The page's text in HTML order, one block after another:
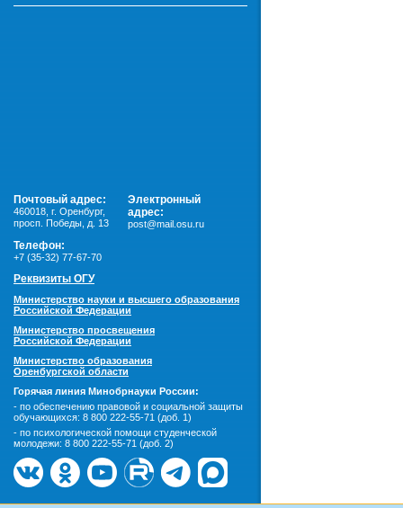
Почтовый адрес:
460018 г. Оренбург,
просп. Победы, д. 13
Электронный
адрес:
post@mail.osu.ru
Телефон:
+7 (35-32) 77-67-70
Реквизиты ОГУ
Министерство науки и высшего образования
Российской Федерации
Министерство просвещения
Российской Федерации
Министерство образования
Оренбургской области
Горячая линия Минобрнауки России:
- по обеспечению правовой и социальной защиты
обучающихся: 8 800 222-55-71 (доб. 1)
- по психологической помощи студенческой
молодежи: 8 800 222-55-71 (доб. 2)